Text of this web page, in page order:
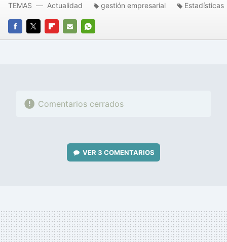
FACEBOOK
TWITTERFLIPBOARD
E-
WHATSAPP
TEMAS Actualidad gestión empresarial Estadísticas
Comentarios cerrados
VER 3 COMENTARIOS